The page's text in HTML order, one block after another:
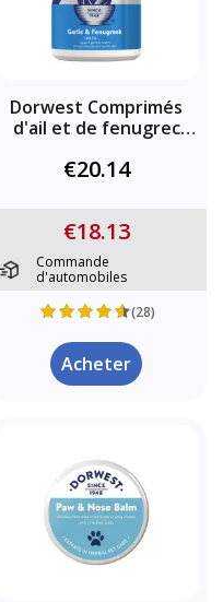
Dorwest Comprimés
d'ail et de fenugrec
€20.14
€18.13
Commande
d'automobiles
(28)
Acheter